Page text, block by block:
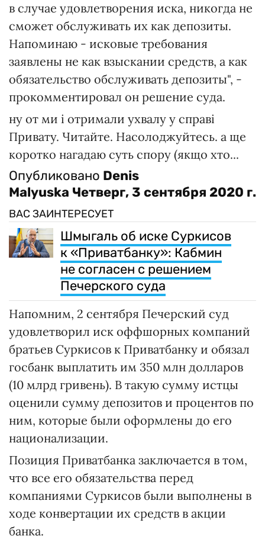
в случае удовлетворения иска, никогда не
сможет обслуживать их как депозиты.
Напоминаю - исковые требования
заявлены не как взыскании средств, а как
обязательство обслуживать депозиты", -
прокомментировал он решение суда.
ну от ми і отримали ухвалу у справі
Привату. Читайте. Насолоджуйтесь. а ще
коротко нагадаю суть спору (якщо хто...
Опубликовано Denis
Malyuska Четверг, 3 сентября 2020 г.
ВАС ЗАИНТЕРЕСУЕТ
Шмыгаль об иске Суркисов
к «Приватбанку»: Кабмин
не согласен с решением
Печерского суда
Напомним, 2 сентября Печерский суд
удовлетворил иск оффшорных компаний
братьев Суркисов к Приватбанку и обязал
госбанк выплатить им 350 млн долларов
(10 млрд гривень). В такую сумму истцы
оценили сумму депозитов и процентов по
ним, которые были оформлены до его
национализации.
Позиция Приватбанка заключается в том,
что все его обязательства перед
компаниями Суркисов были выполнены в
ходе конвертации их средств в акции
банка.